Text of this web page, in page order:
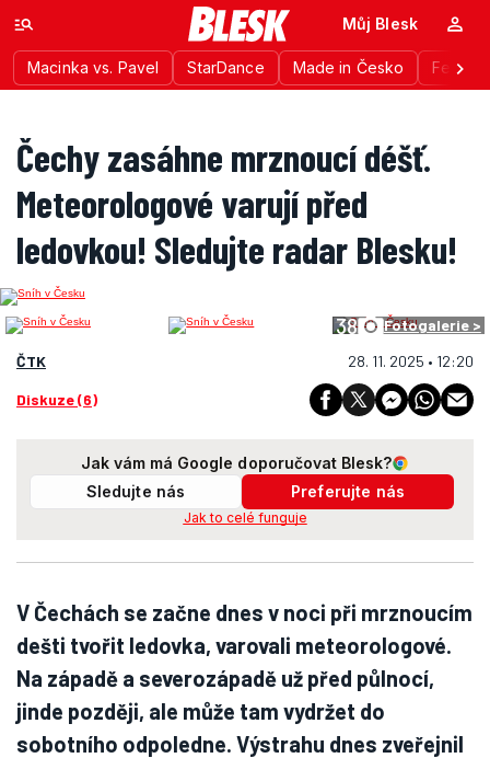
Macinka vs. Pavel StarDance Made in Česko
Můj Blesk
Čechy zasáhne mrznoucí déšť.
Meteorologové varují před
ledovkou! Sledujte radar Blesku!
38
Fotogalerie >
ČTK
28. 11. 2025 • 12:20
Diskuze (6)
Jak vám má Google doporučovat Blesk?
Sledujte nás
Preferujte nás
Jak to celé funguje
V Čechách se začne dnes v noci při mrznoucím
dešti tvořit ledovka, varovali meteorologové.
Na západě a severozápadě už před půlnocí,
jinde později, ale může tam vydržet do
sobotního odpoledne. Výstrahu dnes zveřejnil